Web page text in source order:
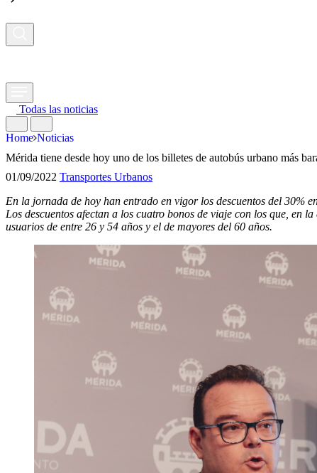
Todas las noticias
Home Noticias
Mérida tiene desde hoy uno de los billetes de autobús urbano más
01/09/2022 Transportes Urbanos
En la jornada de hoy han entrado en vigor los descuentos del 30%
Los descuentos afectan a los cuatro bonos de viaje con los que, en
usuarios de entre 26 y 54 años y el de mayores del 60 años.